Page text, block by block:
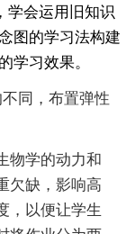
学会运用旧知识
图的学习法构建
学习效果。
同，布置弹性
物学的动力和
欠缺，影响高
，以便让学生